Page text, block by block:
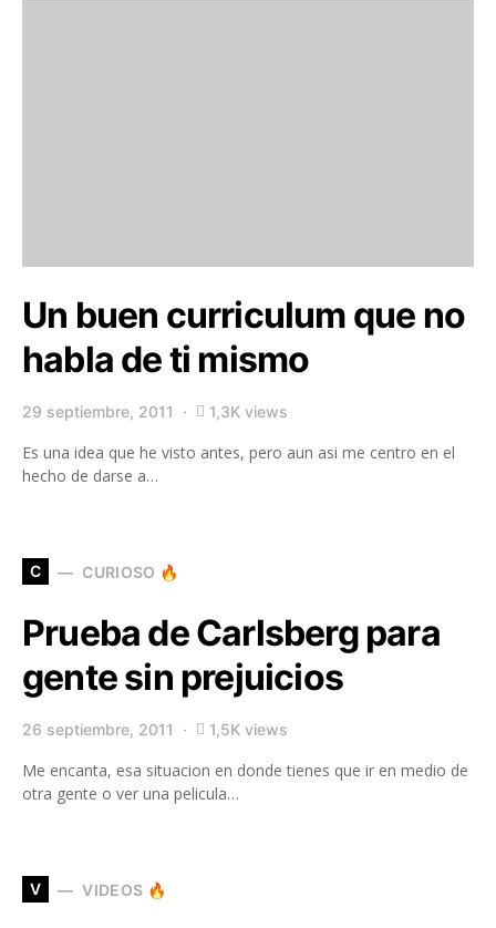
Un buen curriculum que no
habla de ti mismo
29 septiembre, 2011 1,3K views
Es una idea que he visto antes, pero aun asi me centro en el
hecho de darse a…
C CURIOSO 🔥
Prueba de Carlsberg para
gente sin prejuicios
26 septiembre, 2011 1,5K views
Me encanta, esa situacion en donde tienes que ir en medio de
otra gente o ver una pelicula…
V VIDEOS 🔥